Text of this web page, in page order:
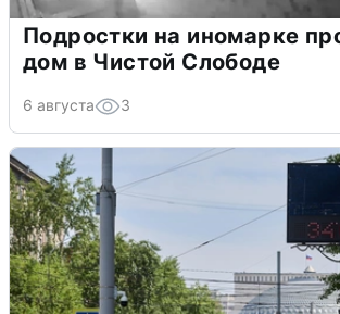
Подростки на иномарке
дом в Чистой Слободе
6 августа 3